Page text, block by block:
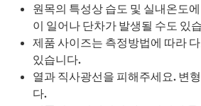
원목의 특성상 습도 및 실내온도
이 일어나 단차가 발생될 수도 있
제품 사이즈는 측정방법에 따라
있습니다.
열과 직사광선을 피해주세요. 변
다.